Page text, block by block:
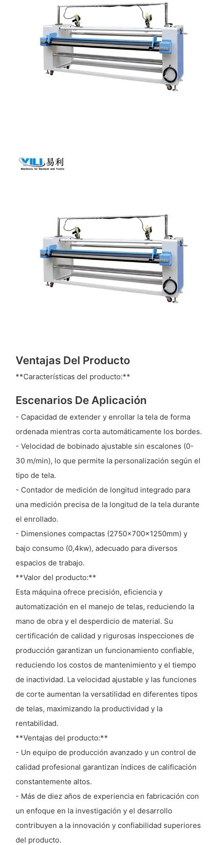
Ventajas Del Producto
**Características del producto:**
Escenarios De Aplicación
- Capacidad de extender y enrollar la tela de forma
ordenada mientras corta automáticamente los bordes.
- Velocidad de bobinado ajustable sin escalones (0-
30 m/min), lo que permite la personalización según el
tipo de tela.
- Contador de medición de longitud integrado para
una medición precisa de la longitud de la tela durante
el enrollado.
- Dimensiones compactas (2750x700x1250mm) y
bajo consumo (0,4kw), adecuado para diversos
espacios de trabajo.
**Valor del producto:**
Esta máquina ofrece precisión, eficiencia y
automatización en el manejo de telas, reduciendo la
mano de obra y el desperdicio de material. Su
certificación de calidad y rigurosas inspecciones de
producción garantizan un funcionamiento confiable,
reduciendo los costos de mantenimiento y el tiempo
de inactividad. La velocidad ajustable y las funciones
de corte aumentan la versatilidad en diferentes tipos
de telas, maximizando la productividad y la
rentabilidad.
**Ventajas del producto:**
- Un equipo de producción avanzado y un control de
calidad profesional garantizan índices de calificación
constantemente altos.
- Más de diez años de experiencia en fabricación con
un enfoque en la investigación y el desarrollo
contribuyen a la innovación y confiabilidad superiores
del producto.